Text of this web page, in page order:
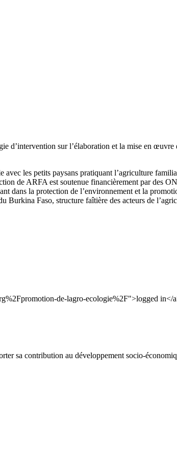
d’intervention sur l’élaboration et la mise en
les petits paysans pratiquant l’agriculture
de ARFA est soutenue financièrement par des
dans la protection de l’environnement et la
Faso, structure faîtière des acteurs de
de-lagro-ecologie%2F">logged in</
sa contribution au développement socio-